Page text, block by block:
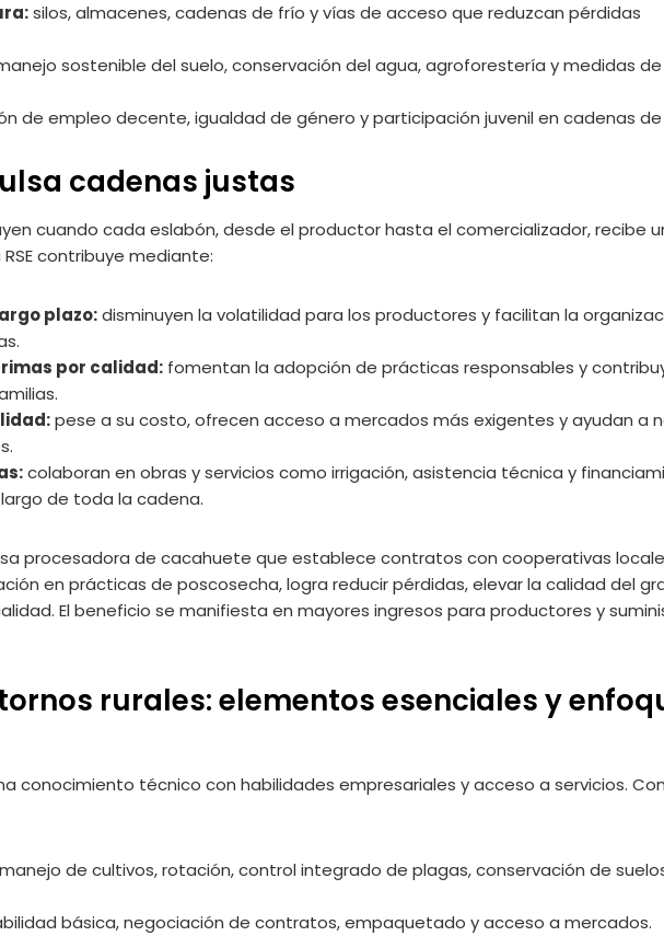
silos, almacenes, cadenas de frío y vías de acceso que reduzcan pérdidas
sostenible del suelo, conservación del agua, agroforestería y medidas de
de empleo decente, igualdad de género y participación juvenil en cadenas de
cadenas justas
cuando cada eslabón, desde el productor hasta el comercializador, recibe
contribuye mediante:
plazo:disminuyen la volatilidad para los productores y facilitan la
por calidad: fomentan la adopción de prácticas responsables y
pese a su costo, ofrecen acceso a mercados más exigentes y ayudan a
colaboran en obras y servicios como irrigación, asistencia técnica y
de toda la cadena.
procesadora de cacahuete que establece contratos con cooperativas
en prácticas de poscosecha, logra reducir pérdidas, elevar la calidad del
El beneficio se manifiesta en mayores ingresos para productores y
rurales: elementos esenciales y
conocimiento técnico con habilidades empresariales y acceso a servicios.
manejo de cultivos, rotación, control integrado de plagas, conservación de
básica, negociación de contratos, empaquetado y acceso a mercados.